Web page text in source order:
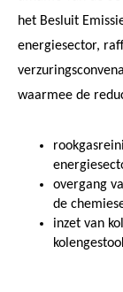
het Besluit
energiesector,
waarmee de
overgang
de
inzet van